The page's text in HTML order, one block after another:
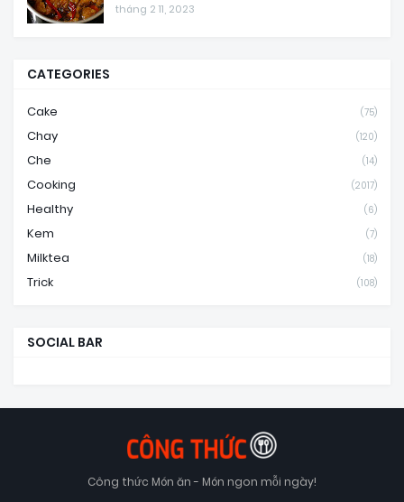
tháng 2 11, 2023
CATEGORIES
Cake (75)
Chay (120)
Che (14)
Cooking (2017)
Healthy (6)
Kem (7)
Milktea (18)
Trick (108)
SOCIAL BAR
Công thức Món ăn - Món ngon mỗi ngày!